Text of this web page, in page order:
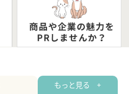
もっと見る +